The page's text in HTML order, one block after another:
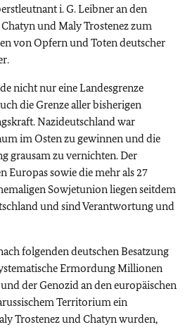
i. G. Leibner an den
und Maly Trostenez zum
von Opfern und Toten deutscher
nicht nur eine Landesgrenze
die Grenze aller bisherigen
Nazideutschland war
im Osten zu gewinnen und die
grausam zu vernichten. Der
Europas sowie die mehr als 27
Sowjetunion liegen seitdem
und sind Verantwortung und
folgenden deutschen Besatzung
Ermordung Millionen
der Genozid an den europäischen
Territorium ein
Trostenez und Chatyn wurden,